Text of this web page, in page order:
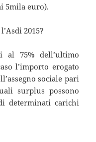
5mila euro).
2015?
al 75% dell’ultimo
l’importo erogato
sociale pari
surplus possono
determinati carichi